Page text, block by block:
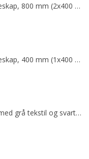
DIY flatpakket garderobeskap, 800 mm (2x400 mm = 2 rom)
DIY flatpakket garderobeskap, 400 mm (1x400 mm = 1 rom)
Lugano konferansestol med grå tekstil og svart bøyleunderstell